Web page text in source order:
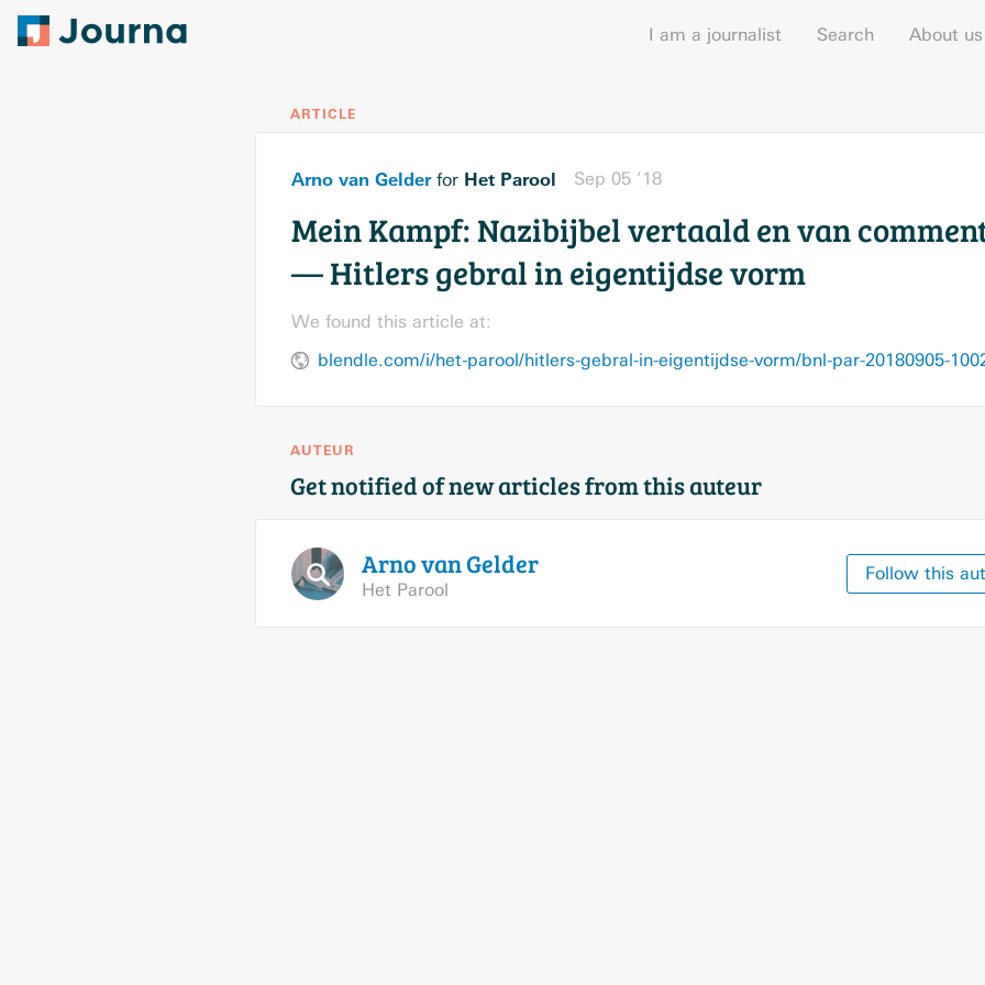
I am a journalist Search About us
ARTICLE
Arno van Gelderfor Het Parool Sep 05 ’18
Mein Kampf: Nazibijbel vertaald en van
— Hitlers gebral in eigentijdse vorm
We found this article at:
blendle.com/i/het-parool/hitlers-gebral-in-eigentijdse-vorm/bnl-par-20180905-
AUTEUR
Get notified of new articles from this auteur
Arno vanGelder
Het Parool
Follow this